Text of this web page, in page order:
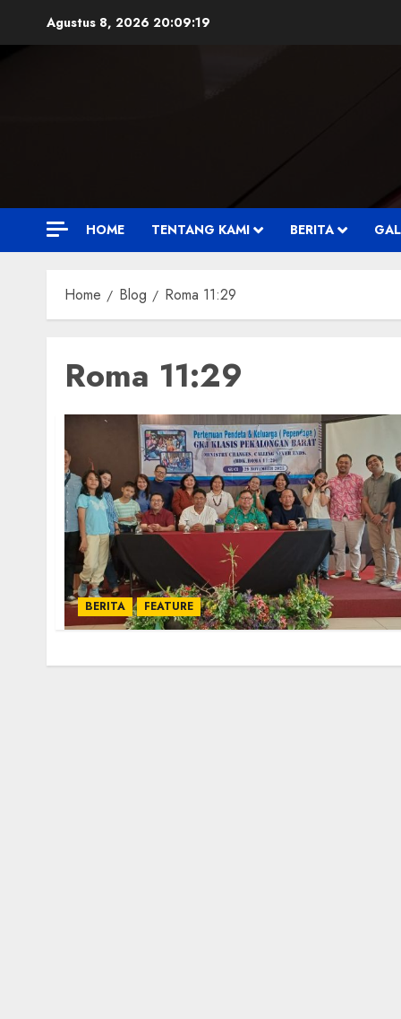
Agustus 8, 2026 20:09:20
HOME TENTANG KAMI BERITA
Home Blog Roma 11:29
Roma 11:29
BERITA FEATURE